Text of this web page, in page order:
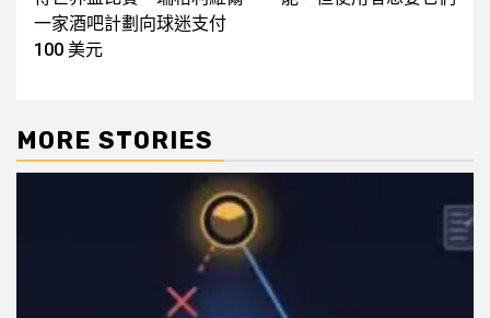
一家酒吧計劃向球迷支付
100 美元
MORE STORIES